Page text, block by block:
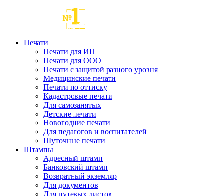
Печати
Печати для ИП
Печати для ООО
Печати с защитой разного уровня
Медицинские печати
Печати по оттиску
Кадастровые печати
Для самозанятых
Детские печати
Новогодние печати
Для педагогов и воспитателей
Шуточные печати
Штампы
Адресный штамп
Банковский штамп
Возвратный экземляр
Для документов
Для путевых листов